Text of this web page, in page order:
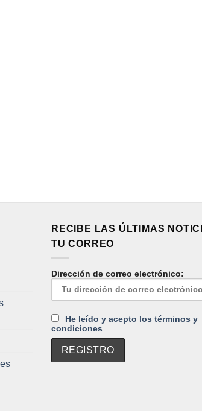
RECIBE LAS ÚLTIMAS
TU CORREO
Dirección de correo electrónico:
He leído y acepto los términos y
condiciones